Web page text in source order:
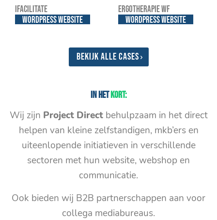
iFacilitate
WordPress website
Ergotherapie WF
WordPress website
Bekijk alle cases
In hetkort:
Wij zijn Project Direct behulpzaam in het direct
helpen van kleine zelfstandigen, mkb’ers en
uiteenlopende initiatieven in verschillende
sectoren met hun website, webshop en
communicatie.
Ook bieden wij B2B partnerschappen aan voor
collega mediabureaus.